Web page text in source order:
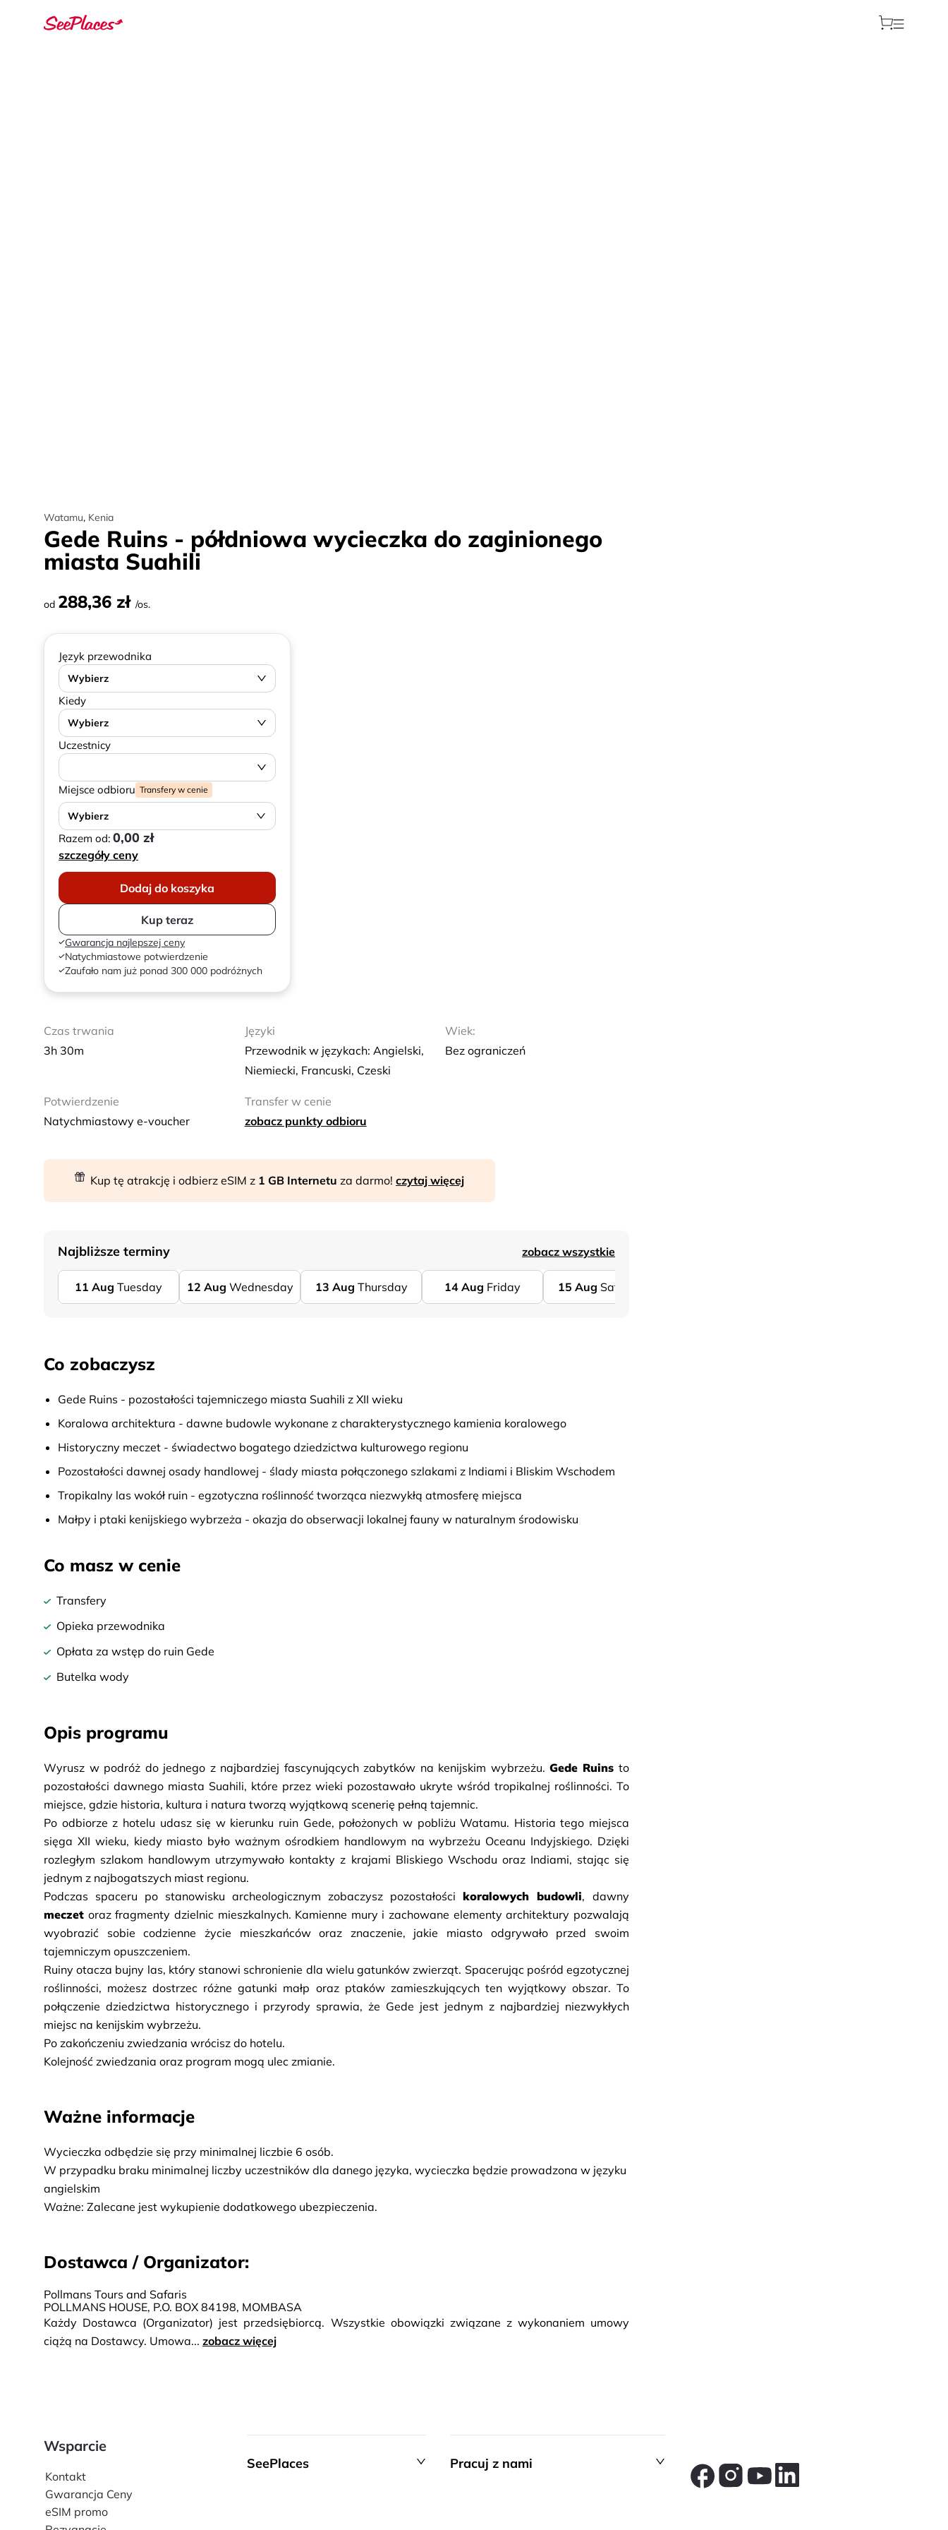
Watamu, Kenia
Gede Ruins - półdniowa wycieczka do zaginionego
miasta Suahili
od 288,36 zł /os.
Język przewodnika
Wybierz
Kiedy
Wybierz
Uczestnicy
Miejsce odbioru Transfery w cenie
Wybierz
Razem od: 0,00 zł
szczegóły ceny
Dodaj do koszyka
Kup teraz
Gwarancja najlepszej ceny
Natychmiastowe potwierdzenie
Zaufało nam już ponad 300 000 podróżnych
Czas trwania
3h 30m
Języki
Przewodnik w językach: Angielski,
Niemiecki, Francuski, Czeski
Wiek:
Bez ograniczeń
Potwierdzenie
Natychmiastowy e-voucher
Transfer w cenie
zobacz punkty odbioru
Kup tę atrakcję i odbierz eSIM z 1 GB Internetu za darmo! czytaj więcej
Najbliższe terminy zobacz wszystkie
11 Aug Tuesday 12 Aug Wednesday 13 Aug Thursday 14 Aug Friday 15 Aug Saturday
Co zobaczysz
Gede Ruins - pozostałości tajemniczego miasta Suahili z XII wieku
Koralowa architektura - dawne budowle wykonane z charakterystycznego kamienia koralowego
Historyczny meczet - świadectwo bogatego dziedzictwa kulturowego regionu
Pozostałości dawnej osady handlowej - ślady miasta połączonego szlakami z Indiami i Bliskim Wschodem
Tropikalny las wokół ruin - egzotyczna roślinność tworząca niezwykłą atmosferę miejsca
Małpy i ptaki kenijskiego wybrzeża - okazja do obserwacji lokalnej fauny w naturalnym środowisku
Co masz w cenie
Transfery
Opieka przewodnika
Opłata za wstęp do ruin Gede
Butelka wody
Opis programu
Wyrusz w podróż do jednego z najbardziej fascynujących zabytków na kenijskim wybrzeżu. Gede Ruins to
pozostałości dawnego miasta Suahili, które przez wieki pozostawało ukryte wśród tropikalnej roślinności. To
miejsce, gdzie historia, kultura i natura tworzą wyjątkową scenerię pełną tajemnic.
Po odbiorze z hotelu udasz się w kierunku ruin Gede, położonych w pobliżu Watamu. Historia tego miejsca
sięga XII wieku, kiedy miasto było ważnym ośrodkiem handlowym na wybrzeżu Oceanu Indyjskiego. Dzięki
rozległym szlakom handlowym utrzymywało kontakty z krajami Bliskiego Wschodu oraz Indiami, stając się
jednym z najbogatszych miast regionu.
Podczas spaceru po stanowisku archeologicznym zobaczysz pozostałości koralowych budowli
meczet oraz fragmenty dzielnic mieszkalnych. Kamienne mury i zachowane elementy architektury pozwalają
wyobrazić sobie codzienne życie mieszkańców oraz znaczenie, jakie miasto odgrywało przed swoim
tajemniczym opuszczeniem.
Ruiny otacza bujny las, który stanowi schronienie dla wielu gatunków zwierząt. Spacerując pośród egzotycznej
roślinności, możesz dostrzec różne gatunki małp oraz ptaków zamieszkujących ten wyjątkowy obszar. To
połączenie dziedzictwa historycznego i przyrody sprawia, że Gede jest jednym z najbardziej niezwykłych
miejsc na kenijskim wybrzeżu.
Po zakończeniu zwiedzania wrócisz do hotelu.
Kolejność zwiedzania oraz program mogą ulec zmianie.
Ważne informacje
Wycieczka odbędzie się przy minimalnej liczbie 6 osób.
W przypadku braku minimalnej liczby uczestników dla danego języka, wycieczka będzie prowadzona w języku
angielskim
Ważne: Zalecane jest wykupienie dodatkowego ubezpieczenia.
Dostawca / Organizator:
Pollmans Tours and Safaris
POLLMANS HOUSE, P.O. BOX 84198, MOMBASA
Każdy Dostawca (Organizator) jest przedsiębiorcą. Wszystkie obowiązki związane z wykonaniem umowy
ciążą na Dostawcy. Umowa... zobacz więcej
Wsparcie
Kontakt
Gwarancja Ceny
eSIM promo
SeePlaces Pracuj z nami